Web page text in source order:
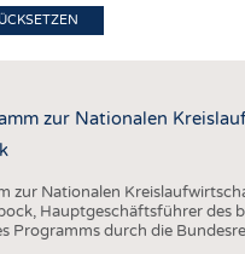
zur Nationalen
zur Nationalen
Hauptgeschäftsführer des
Programms durch die